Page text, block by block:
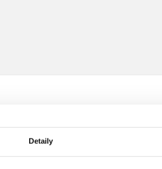
Detaily